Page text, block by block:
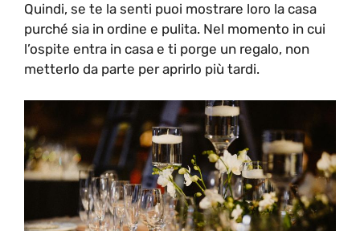
Quindi, se te la senti puoi mostrare loro la casa
purché sia in ordine e pulita. Nel momento in cui
l’ospite entra in casa e ti porge un regalo, non
metterlo da parte per aprirlo più tardi.